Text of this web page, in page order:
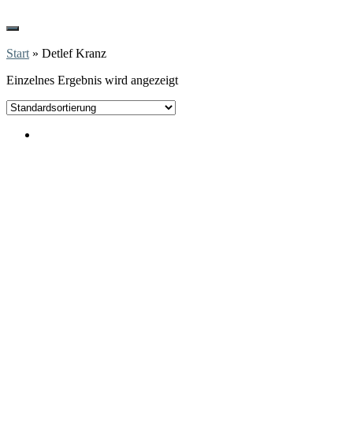
Start » Detlef Kranz
Einzelnes Ergebnis wird angezeigt